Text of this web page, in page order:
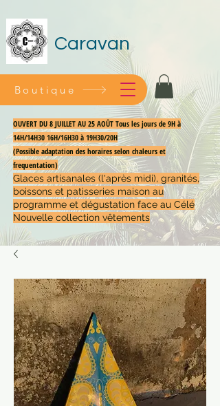
Caravan
OUVERT DU 8 JUILLET AU 25 AOÛT Tous les jours de 9H à
14H/14H30 16H/16H30 à 19H30/20H
(Possible adaptation des horaires selon chaleurs et
frequentation)
Glaces artisanales (l'après midi), granités,
boissons et patisseries maison au
programme et dégustation face au Célé
Nouvelle collection vêtements
Boutique